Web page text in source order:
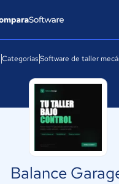
CategoríasSoftware de taller
Balance